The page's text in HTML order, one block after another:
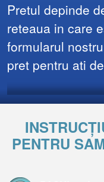
Pretul depinde
reteaua in care
formularul
pret pentru ati
PENTRU